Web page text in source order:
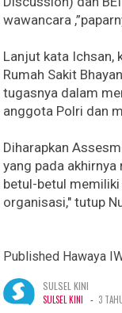
wawancara
Lanjut kata Ichsan,
Rumah Sakit
tugasnya dalam
anggota Polri dan
Diharapkan
yang pada
betul-betul
organisasi," tutup
Published Hawaya
SULSEL KINI
SULSEL KINI - 3